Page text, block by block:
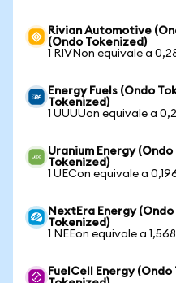
Rivian Automotive
(Ondo Tokenized)
1 RIVNon equivale a
Energy Fuels (Ondo
Tokenized)
1 UUUUon equivale a
Uranium Energy
Tokenized)
1 UECon equivale a
NextEra Energy
Tokenized)
1 NEEon equivale a
FuelCell Energy